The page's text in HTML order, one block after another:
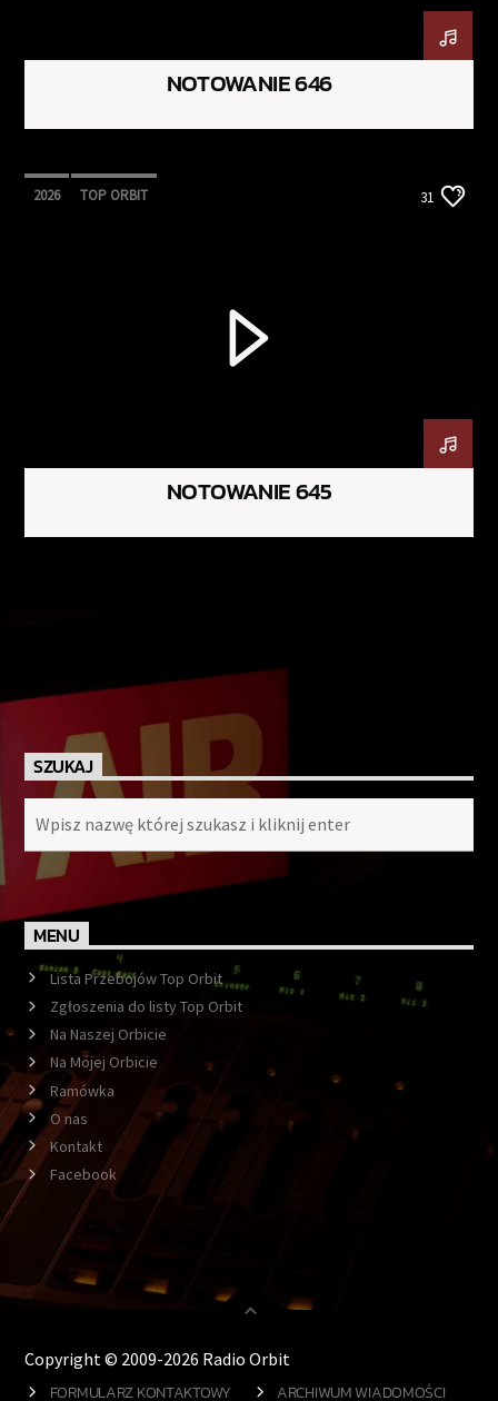
NOTOWANIE 646
2026 TOP ORBIT 31
NOTOWANIE 645
SZUKAJ
MENU
Lista Przebojów Top Orbit
Zgłoszenia do listy Top Orbit
Na Naszej Orbicie
Na Mojej Orbicie
Ramówka
O nas
Kontakt
Facebook
Copyright © 2009-2026 Radio Orbit
FORMULARZ KONTAKTOWY ARCHIWUM WIADOMOŚCI